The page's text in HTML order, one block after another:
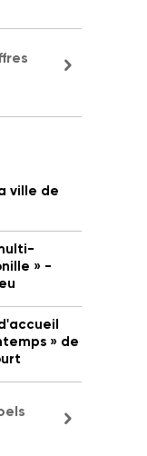
ville de
» -
» de